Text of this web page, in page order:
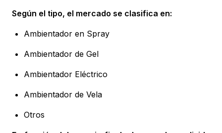
Según el tipo, el mercado se clasifica en:
Ambientador en Spray
Ambientador de Gel
Ambientador Eléctrico
Ambientador de Vela
Otros